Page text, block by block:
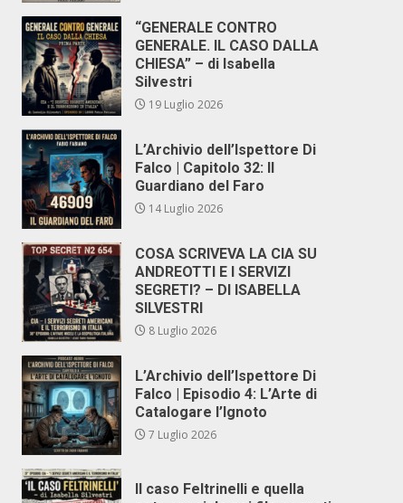
“GENERALE CONTRO
GENERALE. IL CASO DALLA
CHIESA” – di Isabella
Silvestri
19 Luglio 2026
L’Archivio dell’Ispettore Di
Falco | Capitolo 32: Il
Guardiano del Faro
14 Luglio 2026
COSA SCRIVEVA LA CIA SU
ANDREOTTI E I SERVIZI
SEGRETI? – DI ISABELLA
SILVESTRI
8 Luglio 2026
L’Archivio dell’Ispettore Di
Falco | Episodio 4: L’Arte di
Catalogare l’Ignoto
7 Luglio 2026
Il caso Feltrinelli e quella